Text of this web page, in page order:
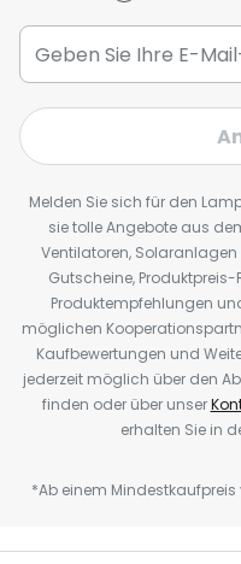
Melden Sie sich für den
sie tolle Angebote aus
Ventilatoren,
Gutscheine,
Produktempfehlungen
möglichen
Kaufbewertungen und
jederzeit möglich über den
finden oder über unser
erhalten Sie in
*Ab einem